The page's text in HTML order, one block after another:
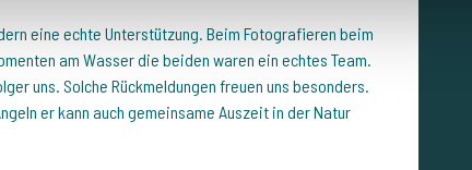
eine echte Unterstützung. Beim Fotografieren beim
am Wasser die beiden waren ein echtes Team.
uns. Solche Rückmeldungen freuen uns besonders.
er kann auch gemeinsame Auszeit in der Natur